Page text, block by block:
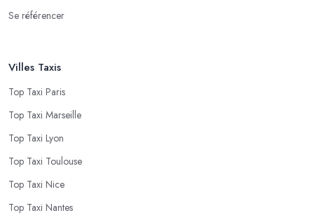
Se référencer
Villes Taxis
Top Taxi Paris
Top Taxi Marseille
Top Taxi Lyon
Top Taxi Toulouse
Top Taxi Nice
Top Taxi Nantes